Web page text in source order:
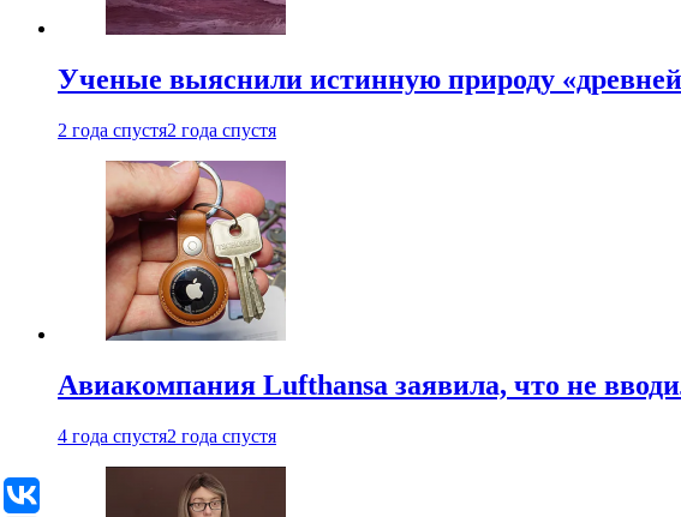
Ученые выяснили истинную природу
2 года спустя2 года спустя
Авиакомпания Lufthansa заявила, что не
4 года спустя2 года спустя